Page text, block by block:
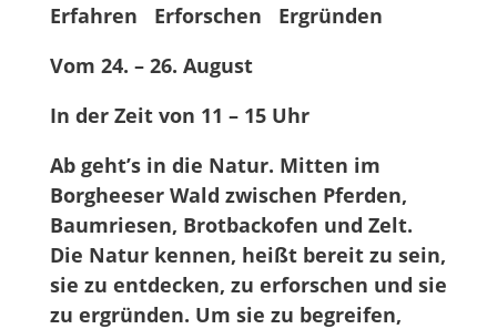
Erfahren Erforschen Ergründen
Vom 24. – 26. August
In der Zeit von 11 – 15 Uhr
Ab geht’s in die Natur. Mitten im
Borgheeser Wald zwischen Pferden,
Baumriesen, Brotbackofen und Zelt.
Die Natur kennen, heißt bereit zu sein,
sie zu entdecken, zu erforschen und sie
zu ergründen. Um sie zu begreifen,